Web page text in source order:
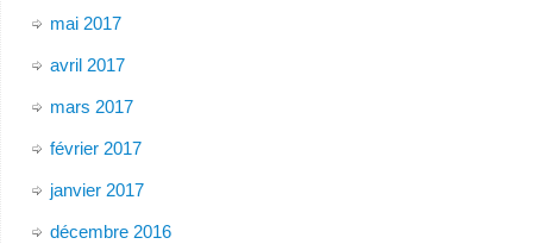
mai 2017
avril 2017
mars 2017
février 2017
janvier 2017
décembre 2016